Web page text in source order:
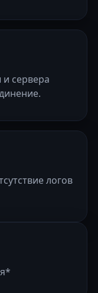
сервера
логов